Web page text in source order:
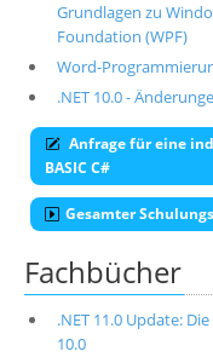
Grundlagen zu
Foundation (WPF)
Word-
.NET 10.0 -
Anfrage für eine
BASIC C#
Gesamter
Fachbücher
.NET 11.0 Update:
10.0